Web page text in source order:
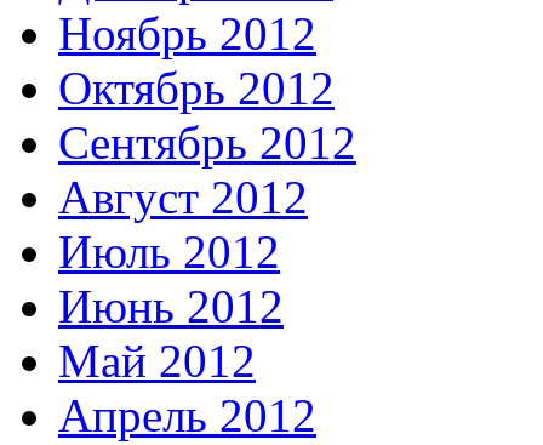
Ноябрь 2012
Октябрь 2012
Сентябрь 2012
Август 2012
Июль 2012
Июнь 2012
Май 2012
Апрель 2012